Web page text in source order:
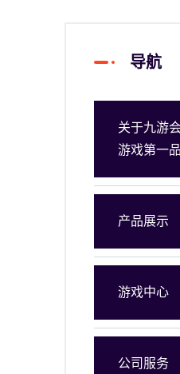
导航
关于九游
游戏第一
产品展示
游戏中心
公司服务